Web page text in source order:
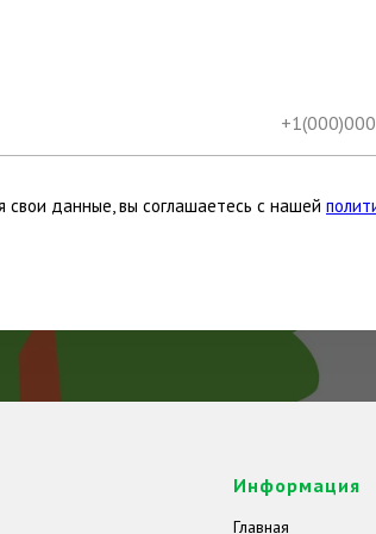
свои данные, вы соглашаетесь с нашей
Информация
Главная